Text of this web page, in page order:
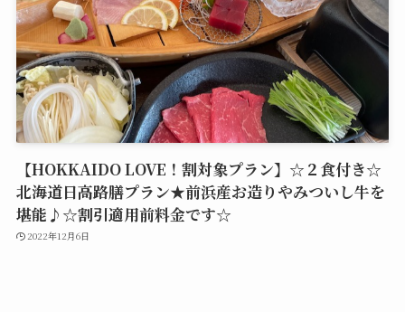
【HOKKAIDO LOVE！割対象プラン】☆２食付き☆
北海道日高路膳プラン★前浜産お造りやみついし牛を
堪能♪☆割引適用前料金です☆
2022年12月6日